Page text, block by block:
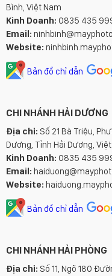
Bình, Việt Nam
Kinh Doanh: 0835 435
Email:
Website:
Bản đồ chỉ dẫn
CHI NHÁNH HẢI DƯƠNG
Địa chỉ: Số 21 Bà Triệu,
Dương, Tỉnh Hải Dương,
Kinh Doanh: 0835 435
Email:
Website:
Bản đồ chỉ dẫn
CHI NHÁNH HẢI PHÒNG
Địa chỉ: Số 11, Ngõ 180